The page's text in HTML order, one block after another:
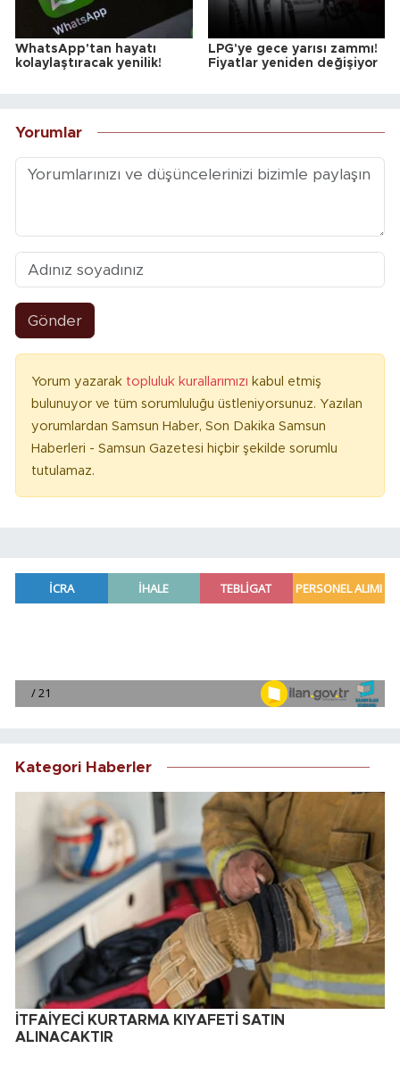
WhatsApp'tan hayatı
kolaylaştıracak yenilik!
LPG'ye gece yarısı zammı!
Fiyatlar yeniden değişiyor
Yorumlar
Gönder
Yorum yazarak topluluk kurallarımızı kabul etmiş
bulunuyor ve tüm sorumluluğu üstleniyorsunuz. Yazılan
yorumlardan Samsun Haber, Son Dakika Samsun
Haberleri - Samsun Gazetesi hiçbir şekilde sorumlu
tutulamaz.
Kategori Haberler
İTFAİYECİ KURTARMA KIYAFETİ SATIN
ALINACAKTIR